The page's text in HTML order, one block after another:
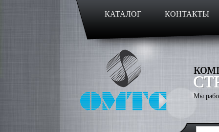
КАТАЛОГ КОНТАКТЫ
Мы